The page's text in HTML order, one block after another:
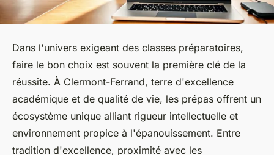
Dans l'univers exigeant des classes préparatoires,
faire le bon choix est souvent la première clé de la
réussite. À Clermont-Ferrand, terre d'excellence
académique et de qualité de vie, les prépas offrent un
écosystème unique alliant rigueur intellectuelle et
environnement propice à l'épanouissement. Entre
tradition d'excellence, proximité avec les